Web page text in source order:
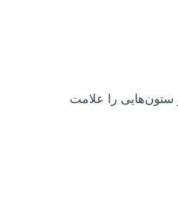
تکرار شده؛ اینجا 5؛ و ردیف‌ها و ستون‌هایی را علامت